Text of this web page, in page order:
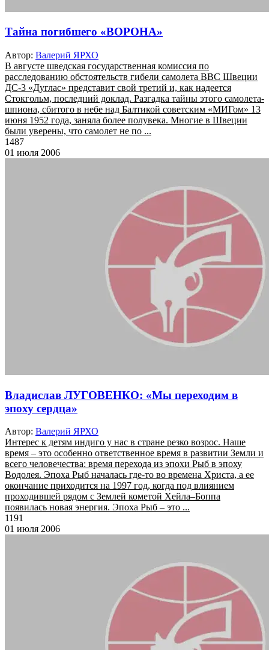
Тайна погибшего «ВОРОНА»
Автор: Валерий ЯРХО
В августе шведская государственная комиссия по
расследованию обстоятельств гибели самолета ВВС Швеции
ДC-3 «Дуглас» представит свой третий и, как надеется
Стокгольм, последний доклад. Разгадка тайны этого самолета-
шпиона, сбитого в небе над Балтикой советским «МИГом» 13
июня 1952 года, заняла более полувека. Многие в Швеции
были уверены, что самолет не по ...
1487
01 июля 2006
Владислав ЛУГОВЕНКО: «Мы переходим в
эпоху сердца»
Автор: Валерий ЯРХО
Интерес к детям индиго у нас в стране резко возрос. Наше
время – это особенно ответственное время в развитии Земли и
всего человечества: время перехода из эпохи Рыб в эпоху
Водолея. Эпоха Рыб началась где-то во времена Христа, а ее
окончание приходится на 1997 год, когда под влиянием
проходившей рядом с Землей кометой Хейла–Боппа
появилась новая энергия. Эпоха Рыб – это ...
1191
01 июля 2006